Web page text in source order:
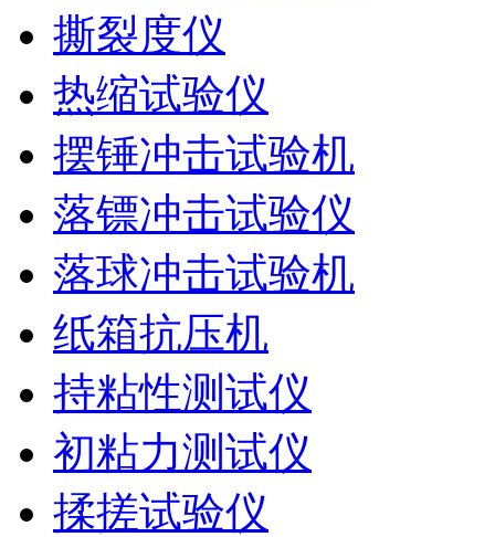
撕裂度仪
热缩试验仪
摆锤冲击试验机
落镖冲击试验仪
落球冲击试验机
纸箱抗压机
持粘性测试仪
初粘力测试仪
揉搓试验仪